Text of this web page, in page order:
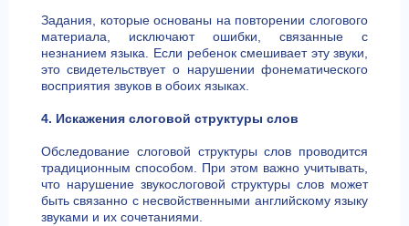
Задания, которые основаны на повторении слогового
материала, исключают ошибки, связанные с
незнанием языка. Если ребенок смешивает эту звуки,
это свидетельствует о нарушении фонематического
восприятия звуков в обоих языках.
4. Искажения слоговой структуры слов
Обследование слоговой структуры слов проводится
традиционным способом. При этом важно учитывать,
что нарушение звукослоговой структуры слов может
быть связанно с несвойственными английскому языку
звуками и их сочетаниями.